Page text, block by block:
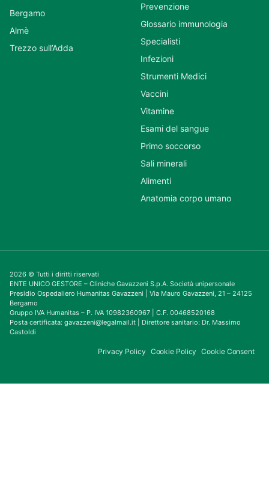
Bergamo
Almè
Trezzo sull’Adda
Prevenzione
Glossario immunologia
Specialisti
Infezioni
Strumenti Medici
Vaccini
Vitamine
Esami del sangue
Primo soccorso
Sali minerali
Alimenti
Anatomia corpo umano
2026 © Tutti i diritti riservati
ENTE UNICO GESTORE – Cliniche Gavazzeni S.p.A. Società unipersonale
Presidio Ospedaliero Humanitas Gavazzeni | Via Mauro Gavazzeni, 21 – 24125
Bergamo
Gruppo IVA Humanitas – P. IVA 10982360967 | C.F. 00468520168
Posta certificata: gavazzeni@legalmail.it | Direttore sanitario: Dr. Massimo
Castoldi
Privacy Policy Cookie Policy Cookie Consent